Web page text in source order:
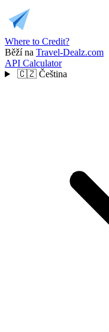
Where to Credit?
Běží na Travel-Dealz.com
API Calculator
🇨🇿 Čeština